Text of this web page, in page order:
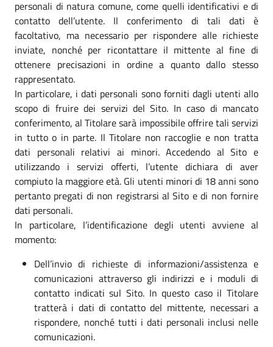
personali di natura comune, come quelli identificativi e di
contatto dell’utente. Il conferimento di tali dati è
facoltativo, ma necessario per rispondere alle richieste
inviate, nonché per ricontattare il mittente al fine di
ottenere precisazioni in ordine a quanto dallo stesso
rappresentato.
In particolare, i dati personali sono forniti dagli utenti allo
scopo di fruire dei servizi del Sito. In caso di mancato
conferimento, al Titolare sarà impossibile offrire tali servizi
in tutto o in parte. Il Titolare non raccoglie e non tratta
dati personali relativi ai minori. Accedendo al Sito e
utilizzando i servizi offerti, l’utente dichiara di aver
compiuto la maggiore età. Gli utenti minori di 18 anni sono
pertanto pregati di non registrarsi al Sito e di non fornire
dati personali.
In particolare, l’identificazione degli utenti avviene al
momento:
Dell’invio di richieste di informazioni/assistenza e
comunicazioni attraverso gli indirizzi e i moduli di
contatto indicati sul Sito. In questo caso il Titolare
tratterà i dati di contatto del mittente, necessari a
rispondere, nonché tutti i dati personali inclusi nelle
comunicazioni.